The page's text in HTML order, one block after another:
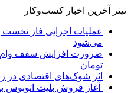
تیتر آخرین اخبار کسب‌وکار
عملیات اجرایی فاز
می‌شود
تومان
اثر شوک‌های اقتصادی در زنجیره مرغ تا
آغاز فروش بلیت